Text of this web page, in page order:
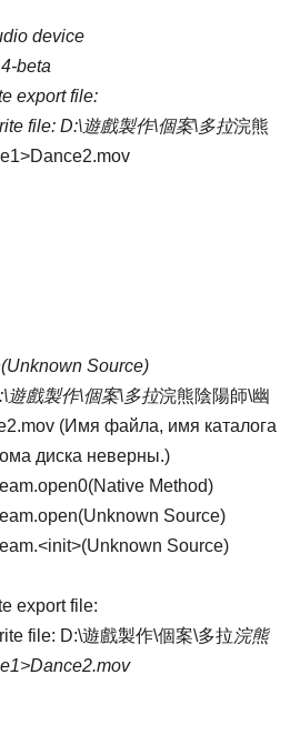
device
beta
export file:
file: D:\遊戲製作\個案\多拉浣熊
Source)
遊戲製作\個案\多拉浣熊陰陽師\幽
(Имя файла, имя каталога
диска неверны.)
Method)
Source)
Source)
export file:
file: D:\遊戲製作\個案\多拉浣熊